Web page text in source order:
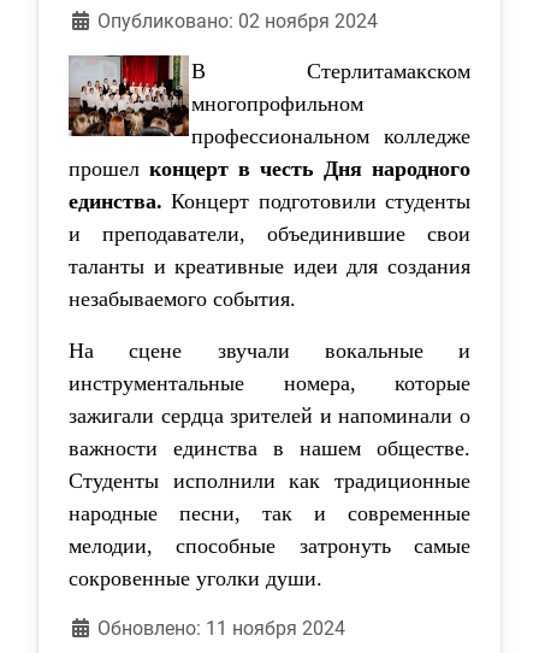
Информация о материале
Опубликовано: 02 ноября 2024
В Стерлитамакском
многопрофильном
профессиональном колледже
прошел концерт в честь Дня народного
единства. Концерт подготовили студенты
и преподаватели, объединившие свои
таланты и креативные идеи для создания
незабываемого события.
На сцене звучали вокальные и
инструментальные номера, которые
зажигали сердца зрителей и напоминали о
важности единства в нашем обществе.
Студенты исполнили как традиционные
народные песни, так и современные
мелодии, способные затронуть самые
сокровенные уголки души.
Обновлено: 11 ноября 2024